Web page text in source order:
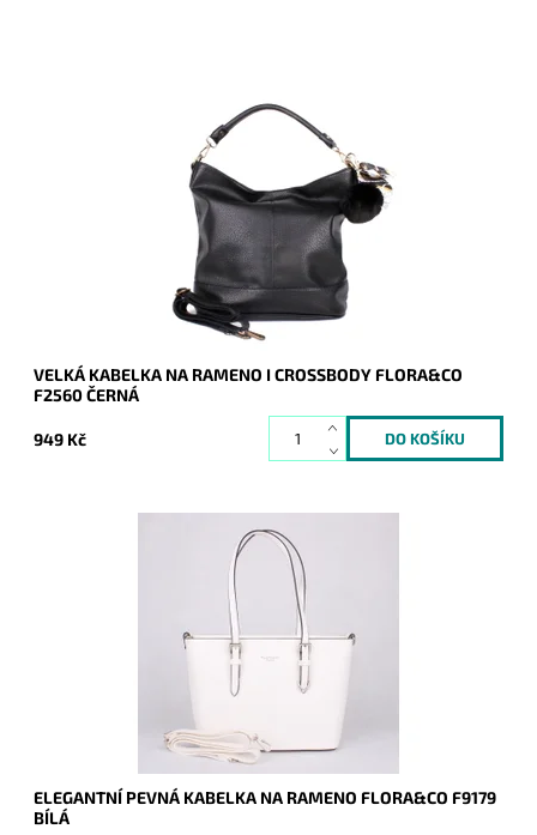
Velká černá kabelka na rameno značky FLORA&CO na
formát A4, která je vyrobena z velmi příjemného materiálu.
Skladem
FLORA&CO
VELKÁ KABELKA NA RAMENO I CROSSBODY FLORA&CO
F2560 ČERNÁ
949 Kč
Pevná bílá elegantní kabelka FLORA&CO, která drží stále svůj
tvar, díky pevnému materiálu, ze kterého je vyrobena.
16851
FLORA&CO
ELEGANTNÍ PEVNÁ KABELKA NA RAMENO FLORA&CO F9179
BÍLÁ